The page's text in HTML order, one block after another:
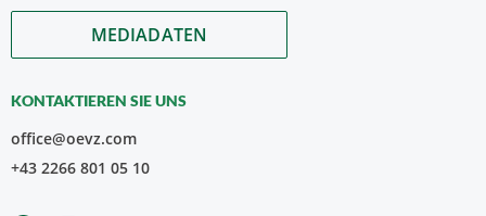
MEDIADATEN
KONTAKTIEREN SIE UNS
office@oevz.com
+43 2266 801 05 10